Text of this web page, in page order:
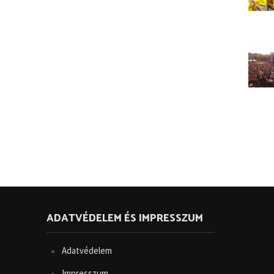
ADATVÉDELEM ÉS IMPRESSZUM
Adatvédelem